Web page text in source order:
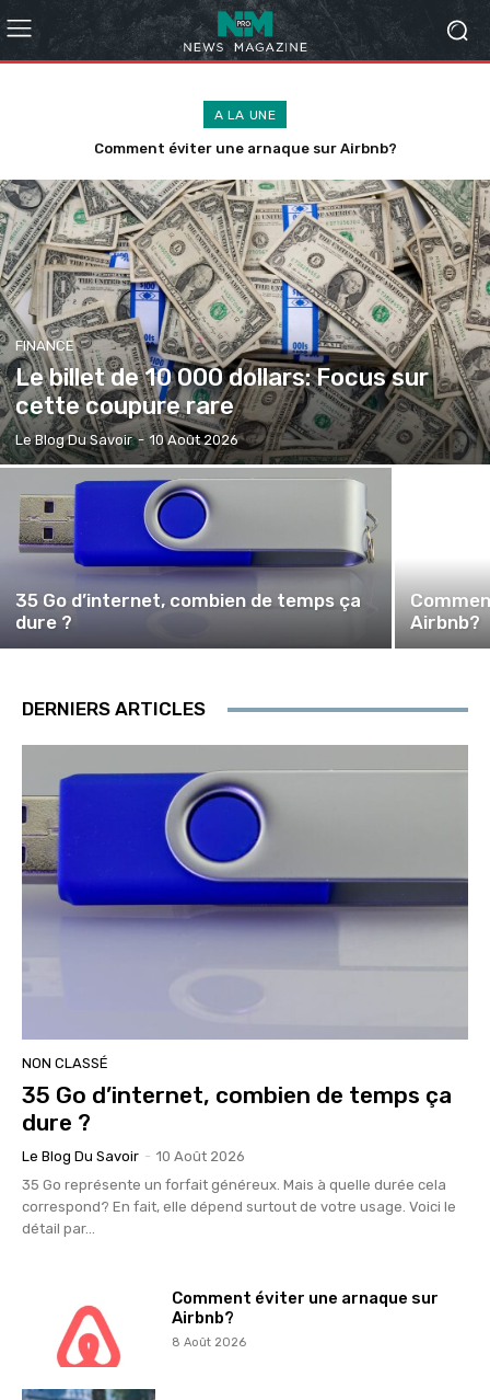
A LA UNE
Comment éviter une arnaque sur Airbnb?
Comment soulager l’arthrose de son chien au quotidien ?
FINANCE
Le billet de 10 000 dollars: Focus sur
cette coupure rare
Le Blog Du Savoir - 10 Août 2026
35 Go d’internet, combien de temps ça
dure ?
Airbnb?
DERNIERS ARTICLES
NON CLASSÉ
35 Go d’internet, combien de temps ça
dure ?
Le Blog Du Savoir - 10 Août 2026
35 Go représente un forfait généreux. Mais à quelle durée cela
correspond? En fait, elle dépend surtout de votre usage. Voici le
détail par...
Comment éviter une arnaque sur
Airbnb?
8 Août 2026